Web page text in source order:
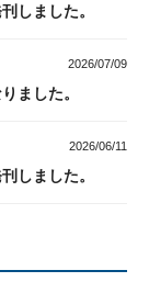
しました。
2026/07/09
ました。
2026/06/11
しました。